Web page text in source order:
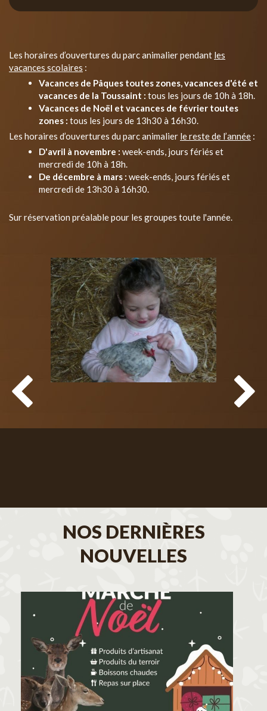
Les horaires d’ouvertures du parc animalier pendant les
vacances scolaires :
Vacances de Pâques toutes zones, vacances d'été et
vacances de la Toussaint : tous les jours de 10h à 18h.
Vacances de Noël et vacances de février toutes
zones : tous les jours de 13h30 à 16h30.
Les horaires d’ouvertures du parc animalier le reste de l’année :
D'avril à novembre : week-ends, jours fériés et
mercredi de 10h à 18h.
De décembre à mars : week-ends, jours fériés et
mercredi de 13h30 à 16h30.
Sur réservation préalable pour les groupes toute l'année.
NOS DERNIÈRES
NOUVELLES